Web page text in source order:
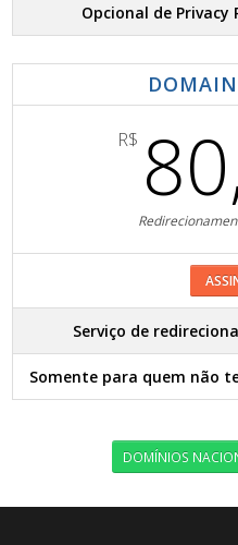
Opcional de
R$
Serviço de
Somente para quem não
DOMÍNIOS